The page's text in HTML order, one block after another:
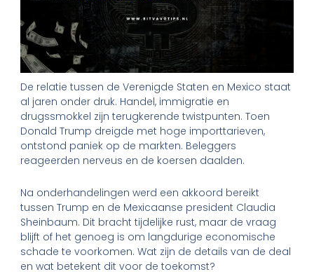
De relatie tussen de Verenigde Staten en Mexico staat
al jaren onder druk. Handel, immigratie en
drugssmokkel zijn terugkerende twistpunten. Toen
Donald Trump dreigde met hoge importtarieven,
ontstond paniek op de markten. Beleggers
reageerden nerveus en de koersen daalden.
Na onderhandelingen werd een akkoord bereikt
tussen Trump en de Mexicaanse president Claudia
Sheinbaum. Dit bracht tijdelijke rust, maar de vraag
blijft of het genoeg is om langdurige economische
schade te voorkomen. Wat zijn de details van de deal
en wat betekent dit voor de toekomst?